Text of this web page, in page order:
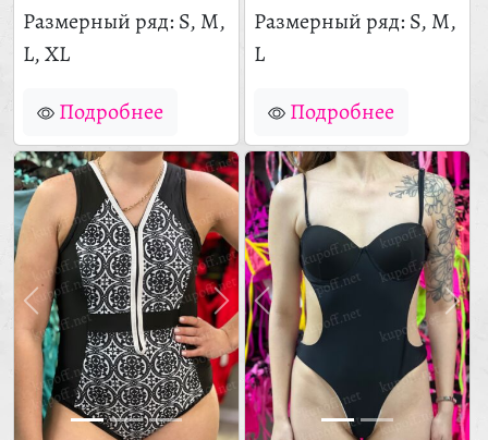
Размерный ряд: S, M,
L, XL
Подробнее
Размерный ряд: S, M,
L
Подробнее